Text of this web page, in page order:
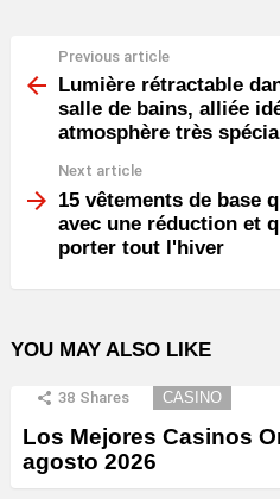
more
Previous article
Lumière rétractable
salle de bains, alliée
atmosphère très
Next article
15 vêtements de base
avec une réduction et
porter tout l'hiver
YOU MAY ALSO LIKE
38 Shares CASINO
Los Mejores Casinos
agosto 2026